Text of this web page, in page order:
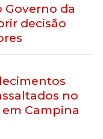
Governo da
decisão
no
Campina